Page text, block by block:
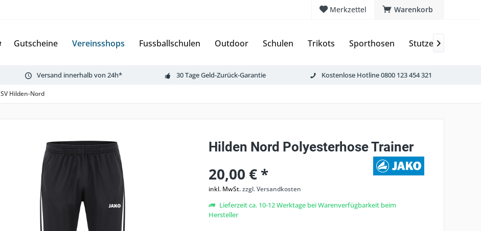
Warenkorb
Merkzettel
Gutscheine Vereinsshops Fussballschulen Outdoor Schulen Trikots Sporthosen Stutzen & Schoner

Versand innerhalb von 24h* 30 Tage Geld-Zurück-Garantie Kostenlose Hotline 0800 123 454 321
SV Hilden-Nord
Hilden Nord Polyesterhose Trainer
20,00 € *
inkl. MwSt.zzgl. Versandkosten
Lieferzeit ca. 10-12 Werktage bei Warenverfügbarkeit beim
Hersteller